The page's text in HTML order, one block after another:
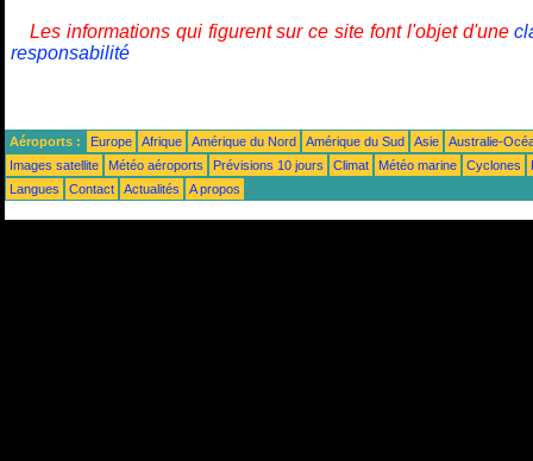
Les informations qui figurent sur ce site font l'objet d'une
responsabilité
Aéroports : Europe Afrique Amérique du Nord Amérique du Sud Asie
Australie-
Images satellite
Météo aéroports Prévisions 10 jours Climat Météo marine Cyclones
Langues
Contact Actualités A propos